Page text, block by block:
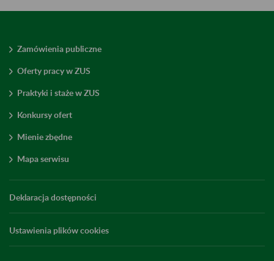
Zamówienia publiczne
Oferty pracy w ZUS
Praktyki i staże w ZUS
Konkursy ofert
Mienie zbędne
Mapa serwisu
Deklaracja dostępności
Ustawienia plików cookies